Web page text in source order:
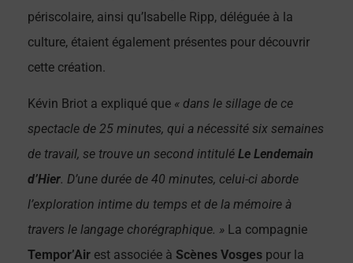
périscolaire, ainsi qu’Isabelle Ripp, déléguée à la
culture, étaient également présentes pour découvrir
cette création.
Kévin Briot a expliqué que « dans le sillage de ce
spectacle de 25 minutes, qui a nécessité six semaines
de travail, se trouve un second intitulé Le Lendemain
d’Hier. D’une durée de 40 minutes, celui-ci aborde
l’exploration intime du temps et de la mémoire à
travers le langage chorégraphique. »La compagnie
Tempor’Airest associée à Scènes Vosgespour la